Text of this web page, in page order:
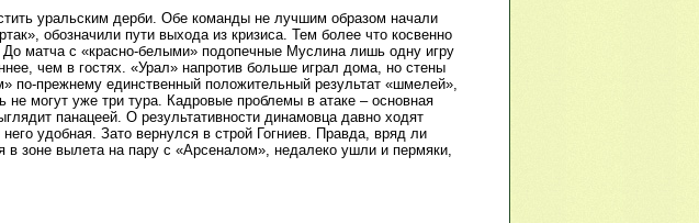
уральским дерби. Обе команды не лучшим образом начали
обозначили пути выхода из кризиса. Тем более что косвенно
матча с «красно-белыми» подопечные Муслина лишь одну игру
чем в гостях. «Урал» напротив больше играл дома, но стены
по-прежнему единственный положительный результат «шмелей»,
не могут уже три тура. Кадровые проблемы в атаке – основная
панацеей. О результативности динамовца давно ходят
удобная. Зато вернулся в строй Гогниев. Правда, вряд ли
в зоне вылета на пару с «Арсеналом», недалеко ушли и пермяки,